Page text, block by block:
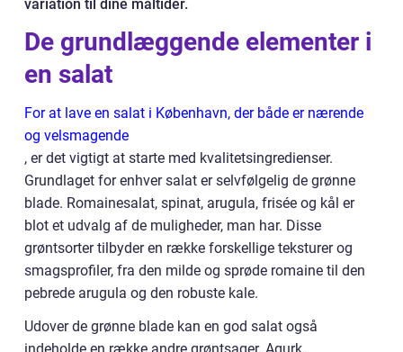
variation til dine måltider.
De grundlæggende elementer i
en salat
For at lave en salat i København, der både er nærende
og velsmagende
, er det vigtigt at starte med kvalitetsingredienser.
Grundlaget for enhver salat er selvfølgelig de grønne
blade. Romainesalat, spinat, arugula, frisée og kål er
blot et udvalg af de muligheder, man har. Disse
grøntsorter tilbyder en række forskellige teksturer og
smagsprofiler, fra den milde og sprøde romaine til den
pebrede arugula og den robuste kale.
Udover de grønne blade kan en god salat også